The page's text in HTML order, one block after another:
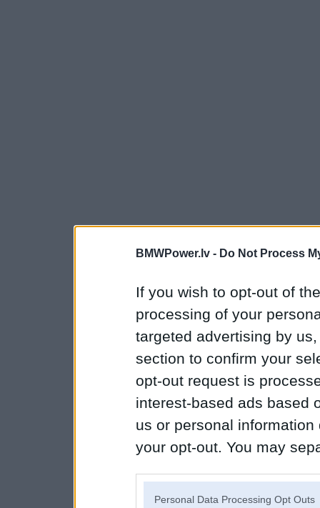
BMWPower.lv - Do Not Process
If you wish to opt-out of
processing of your
targeted advertising by
section to confirm your
opt-out request is
interest-based ads based
us or personal
your opt-out. You may
Personal Data Processing Opt Outs